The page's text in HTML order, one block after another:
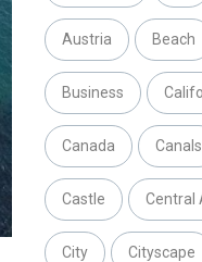
Austria Beach
Business
Canada Canals
Castle Central
City Cityscape